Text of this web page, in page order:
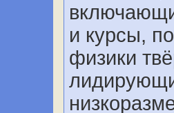
и курсы,
физики